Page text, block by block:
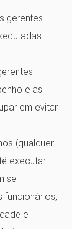
gerentes
e as
em evitar
(qualquer
executar
se
funcionários,
e